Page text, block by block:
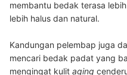
membantu bedak terasa
lebih halus dan natural.
Kandungan pelembap juga
mencari bedak padat yang
mengingat kulit aging